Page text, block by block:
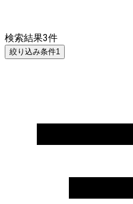
検索結果3件
絞り込み条件1